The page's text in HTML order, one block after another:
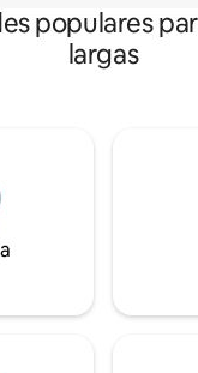
populares
largas